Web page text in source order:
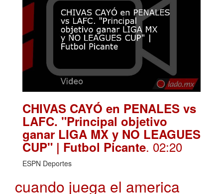
CHIVAS CAYÓ en PENALES vs
LAFC. "Principal objetivo
ganar LIGA MX y NO LEAGUES
CUP" | Futbol Picante. 02:20
ESPN Deportes
cuando juega el america